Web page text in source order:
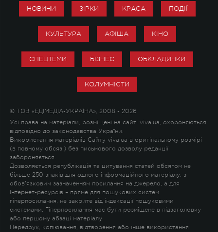
НОВИНИ ЗІРКИ КРАСА ПОДІЇ
КУЛЬТУРА АФІША КІНО
СПЕЦТЕМИ БІЗНЕС ОБКЛАДИНКИ
КОЛУМНІСТИ
© ТОВ «ЕДІМЕДІА-УКРАЇНА», 2008 - 2026
Усі права на матеріали, розміщені на сайті viva.ua, охороняються
відповідно до законодавства України.
Використання матеріалів Сайту viva.ua в оригінальному розмірі
(в повному обсязі) без письмового дозволу редакції
забороняється.
Дозволяється републікація та цитування статей обсягом не
більше 250 знаків для одного інформаційного матеріалу, з
обов'язковим зазначенням посилання на джерело, а для
Інтернет-ресурсів – пряме для пошукових систем
гіперпосилання, не закрите від індексації пошуковими
системами. Гіперпосилання має бути розміщене в підзаголовку
або першому абзаці матеріалу.
Передрук, копіювання, відтворення або інше використання